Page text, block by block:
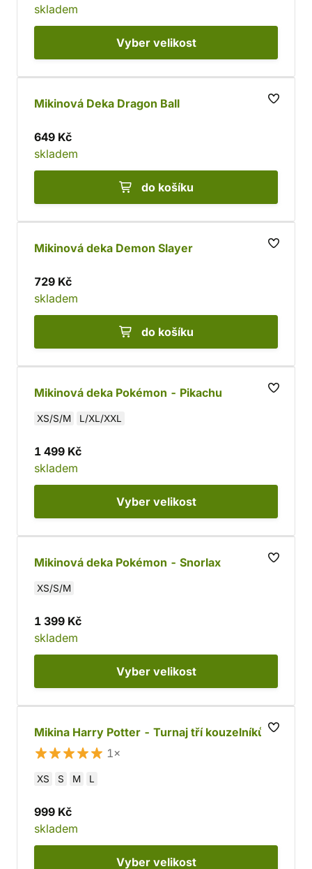
skladem
Vyber velikost
Mikinová Deka Dragon Ball
649 Kč
skladem
do košíku
Mikinová deka Demon Slayer
729 Kč
skladem
do košíku
Mikinová deka Pokémon - Pikachu
XS/S/M L/XL/XXL
1 499 Kč
skladem
Vyber velikost
Mikinová deka Pokémon - Snorlax
XS/S/M
1 399 Kč
skladem
Vyber velikost
Mikina Harry Potter - Turnaj tří kouzelníků
1×
XS S M L
999 Kč
skladem
Vyber velikost